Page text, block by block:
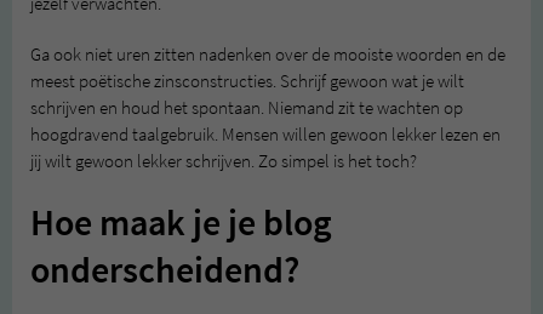
Ga ook niet uren zitten nadenken over de mooiste woorden en de
meest poëtische zinsconstructies. Schrijf gewoon wat je wilt
schrijven en houd het spontaan. Niemand zit te wachten op
hoogdravend taalgebruik. Mensen willen gewoon lekker lezen en
jij wilt gewoon lekker schrijven. Zo simpel is het toch?
Hoe maak je je blog
onderscheidend?